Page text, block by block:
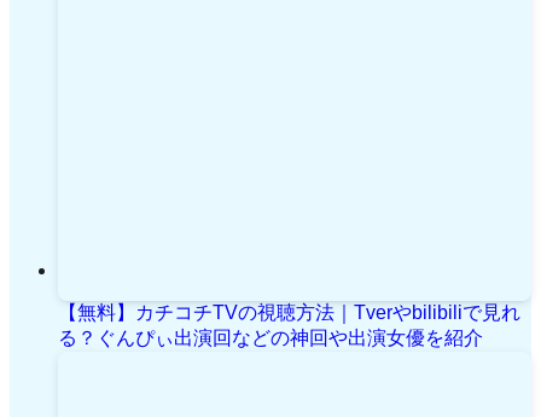
【無料】カチコチTVの視聴方法｜Tverやbilibiliで見れ
る？ぐんぴぃ出演回などの神回や出演女優を紹介